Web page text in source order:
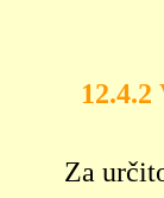
12.4.2
Za